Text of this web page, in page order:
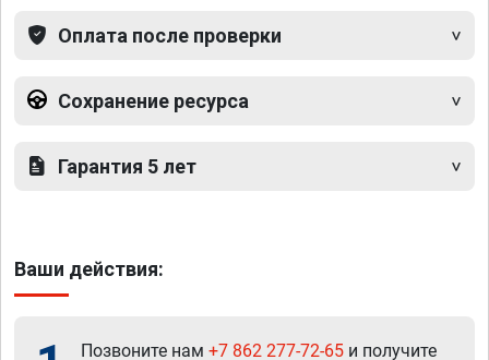
Оплата после проверки
Сохранение ресурса
Гарантия 5 лет
Ваши действия:
Позвоните нам +7 862 277-72-65 и получите